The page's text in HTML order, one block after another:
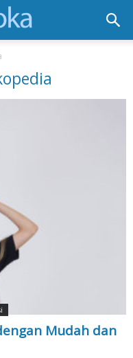
Mudah dan